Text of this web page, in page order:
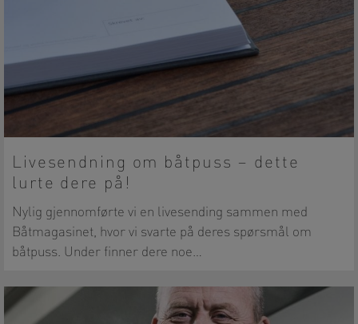
Livesendning om båtpuss – dette
lurte dere på!
Nylig gjennomførte vi en livesending sammen med
Båtmagasinet, hvor vi svarte på deres spørsmål om
båtpuss. Under finner dere noe…